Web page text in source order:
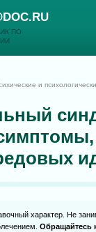
DOC.RU
ПО
и
характер. Не
Обращайтесь